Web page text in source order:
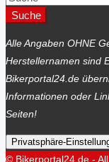
Suche
Alle Angaben OHNE
Herstellernamen sind
Bikerportal24.de
Informationen oder
Seiten!
Privatsphäre-
© Bikerportal24.de -